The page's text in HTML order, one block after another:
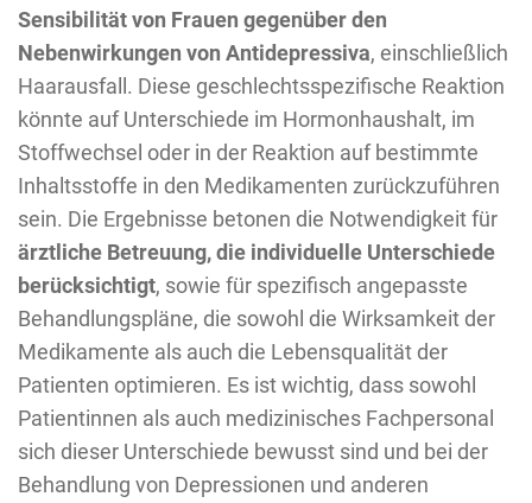
Sensibilität von Frauen gegenüber den
Nebenwirkungen von Antidepressiva, einschließlich
Haarausfall. Diese geschlechtsspezifische Reaktion
könnte auf Unterschiede im Hormonhaushalt, im
Stoffwechsel oder in der Reaktion auf bestimmte
Inhaltsstoffe in den Medikamenten zurückzuführen
sein. Die Ergebnisse betonen die Notwendigkeit für
ärztliche Betreuung, die individuelle Unterschiede
berücksichtigt, sowie für spezifisch angepasste
Behandlungspläne, die sowohl die Wirksamkeit der
Medikamente als auch die Lebensqualität der
Patienten optimieren. Es ist wichtig, dass sowohl
Patientinnen als auch medizinisches Fachpersonal
sich dieser Unterschiede bewusst sind und bei der
Behandlung von Depressionen und anderen